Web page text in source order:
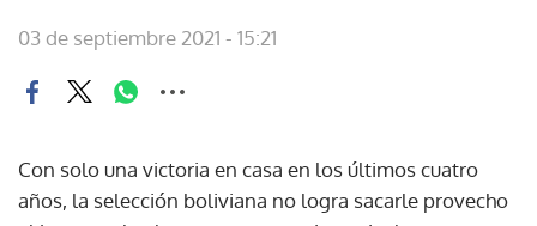
03 de septiembre 2021 - 15:21
Con solo una victoria en casa en los últimos cuatro
años, la selección boliviana no logra sacarle provecho